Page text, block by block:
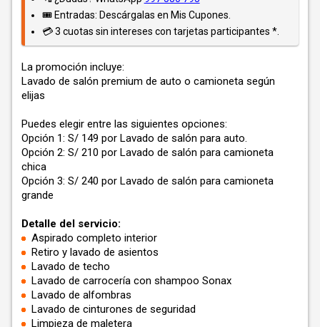
🎟️ Entradas: Descárgalas en Mis Cupones.
💳 3 cuotas sin intereses con tarjetas participantes *.
La promoción incluye:
Lavado de salón premium de auto o camioneta según
elijas
Puedes elegir entre las siguientes opciones:
Opción 1: S/ 149 por Lavado de salón para auto.
Opción 2: S/ 210 por Lavado de salón para camioneta
chica
Opción 3: S/ 240 por Lavado de salón para camioneta
grande
Detalle del servicio:
Aspirado completo interior
Retiro y lavado de asientos
Lavado de techo
Lavado de carrocería con shampoo Sonax
Lavado de alfombras
Lavado de cinturones de seguridad
Limpieza de maletera